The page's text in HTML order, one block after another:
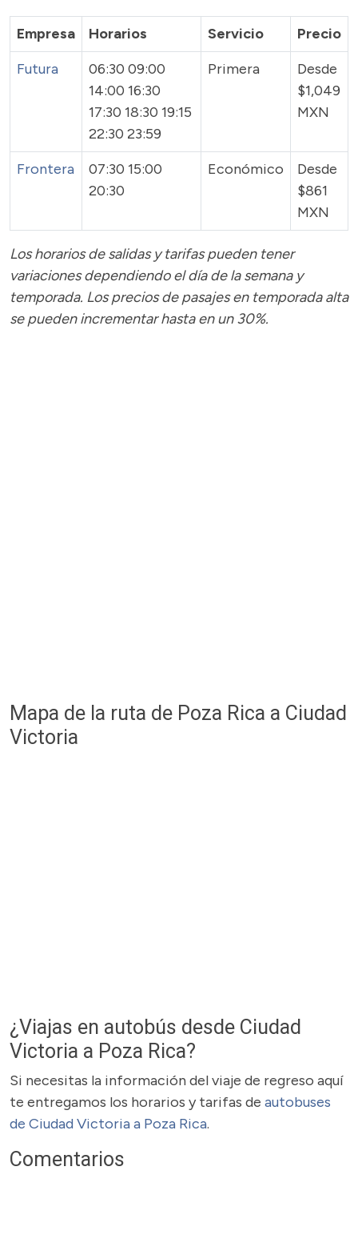
Empresa Horarios Servicio
Precio
Futura
06:30 09:00
14:00 16:30
17:30 18:30 19:15
22:30 23:59
Primera
Desde
$1,049
MXN
Frontera
07:30 15:00
20:30
Económico
Desde
$861
MXN
Los horarios de salidas y tarifas pueden tener
variaciones dependiendo el día de la semana y
temporada. Los precios de pasajesen temporada alta
se pueden incrementar hasta en un 30%.
Mapa de la ruta de Poza Rica a Ciudad
Victoria
¿Viajas en autobús desde Ciudad
Victoria a Poza Rica?
Si necesitas la información del viaje de regreso aquí
te entregamos los horarios y tarifas de autobuses
de Ciudad Victoria a Poza Rica.
Comentarios